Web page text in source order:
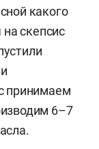
какого
скепсис
принимаем
6–7